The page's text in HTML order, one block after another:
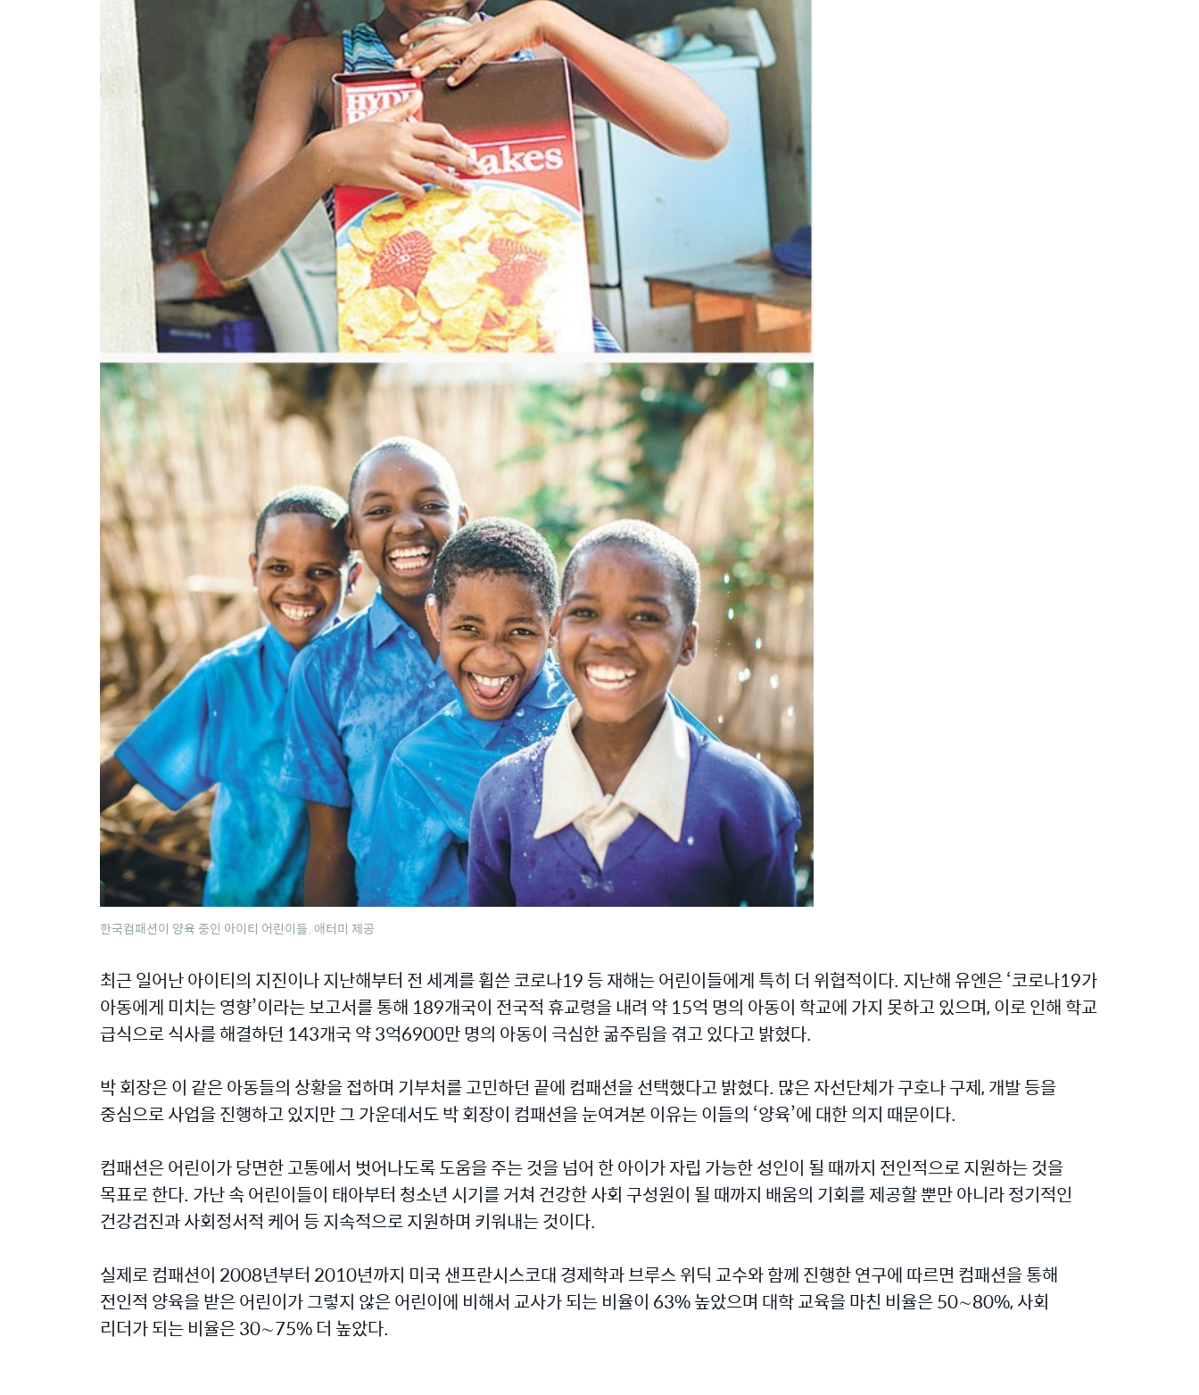
한국컴패션이 양육 중인 아이티 어린이들. 애터미 제공
최근 일어난 아이티의 지진이나 지난해부터 전 세계를 휩쓴 코로나19 등 재해는 어린이들에게 특히 더 위협적이다. 지난해 유엔은 ‘코로나19가
아동에게 미치는 영향’이라는 보고서를 통해 189개국이 전국적 휴교령을 내려 약 15억 명의 아동이 학교에 가지 못하고 있으며, 이로 인해 학교
급식으로 식사를 해결하던 143개국 약 3억6900만 명의 아동이 극심한 굶주림을 겪고 있다고 밝혔다.
박 회장은 이 같은 아동들의 상황을 접하며 기부처를 고민하던 끝에 컴패션을 선택했다고 밝혔다. 많은 자선단체가 구호나 구제, 개발 등을
중심으로 사업을 진행하고 있지만 그 가운데서도 박 회장이 컴패션을 눈여겨본 이유는 이들의 ‘양육’에 대한 의지 때문이다.
컴패션은 어린이가 당면한 고통에서 벗어나도록 도움을 주는 것을 넘어 한 아이가 자립 가능한 성인이 될 때까지 전인적으로 지원하는 것을
목표로 한다. 가난 속 어린이들이 태아부터 청소년 시기를 거쳐 건강한 사회 구성원이 될 때까지 배움의 기회를 제공할 뿐만 아니라 정기적인
건강검진과 사회정서적 케어 등 지속적으로 지원하며 키워내는 것이다.
실제로 컴패션이 2008년부터 2010년까지 미국 샌프란시스코대 경제학과 브루스 위딕 교수와 함께 진행한 연구에 따르면 컴패션을 통해
전인적 양육을 받은 어린이가 그렇지 않은 어린이에 비해서 교사가 되는 비율이 63% 높았으며 대학 교육을 마친 비율은 50∼80%, 사회
리더가 되는 비율은 30∼75% 더 높았다.